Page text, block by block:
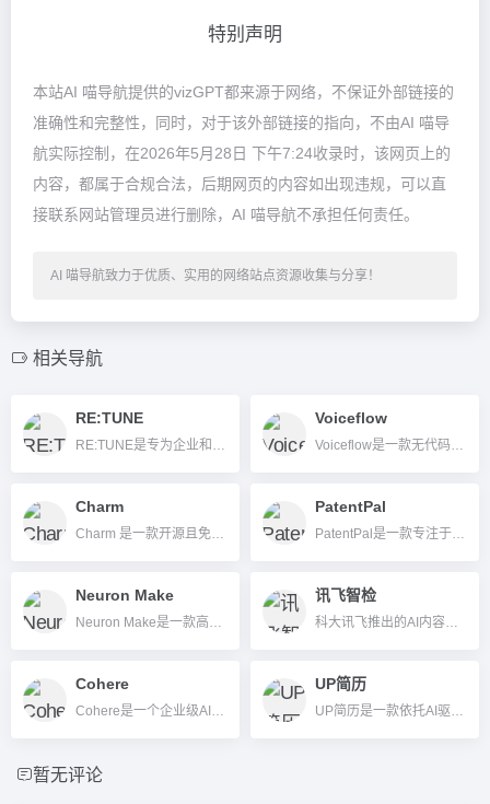
特别声明
本站AI 喵导航提供的vizGPT都来源于网络，不保证外部链接的
准确性和完整性，同时，对于该外部链接的指向，不由AI 喵导
航实际控制，在2026年5月28日 下午7:24收录时，该网页上的
内容，都属于合规合法，后期网页的内容如出现违规，可以直
接联系网站管理员进行删除，AI 喵导航不承担任何责任。
AI 喵导航致力于优质、实用的网络站点资源收集与分享！
相关导航
RE:TUNE
RE:TUNE是专为企业和开发者设计的无代码AI聊天机器人构建平台，支持多数据源知识导入、个性化定制与多平台集成，助力企业快速搭建专属AI应用。
Voiceflow
Voiceflow是一款无代码、协作式的对话式AI开发平台，帮助个人和企业快速构建智能Agent与聊天机器人。
Charm
Charm 是一款开源且免费的终端 UI 开发工具平台，专为开发者提供丰富的命令行界面组件和工具，让 CLI 工具拥有更现代、更美观的用户体验。
PatentPal
PatentPal是一款专注于专利文档自动生成的AI写作工具，帮助快速自动撰写专利说明书、图示及相关材料，有效提升专利工作效率。
Neuron Make
Neuron Make是一款高效易用的AI内容生成与SEO优化平台，助力内容创作者和企业高质量高效率产文。
讯飞智检
科大讯飞推出的AI内容审核和文本纠错平台，提供智能文档合规检测和错误校正服务。
Cohere
Cohere是一个企业级AI平台，专注自然语言处理和提供可定制的AI解决方案，支持多语言和高安全性应用。
UP简历
UP简历是一款依托AI驱动、自动生成和优化高质量求职简历的工具，简单易用，支持多样模板与行业定制，提升求职成功率。
暂无评论